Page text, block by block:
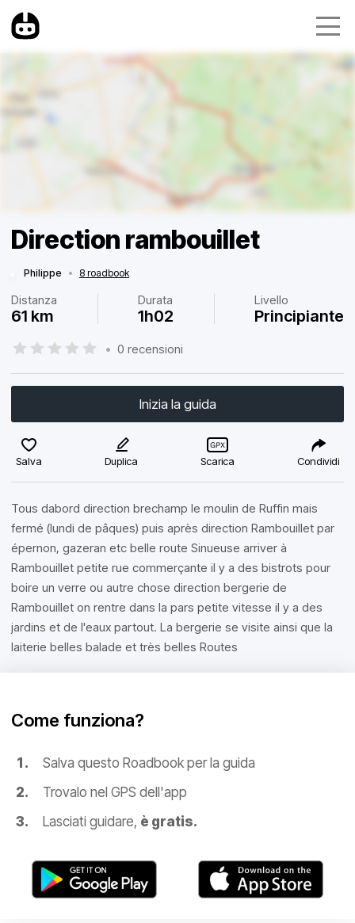
Direction rambouillet
Philippe • 8 roadbook
Distanza
61 km
Durata
1h02
Livello
Principiante
• 0 recensioni
Inizia la guida
Salva Duplica Scarica Condividi
Tous dabord direction brechamp le moulin de Ruffin mais
fermé (lundi de pâques) puis après direction Rambouillet par
épernon, gazeran etc belle route Sinueuse arriver à
Rambouillet petite rue commerçante il y a des bistrots pour
boire un verre ou autre chose direction bergerie de
Rambouillet on rentre dans la pars petite vitesse il y a des
jardins et de l'eaux partout. La bergerie se visite ainsi que la
laiterie belles balade et très belles Routes
Come funziona?
Salva questo Roadbook per la guida
Trovalo nel GPS dell'app
Lasciati guidare, è gratis.